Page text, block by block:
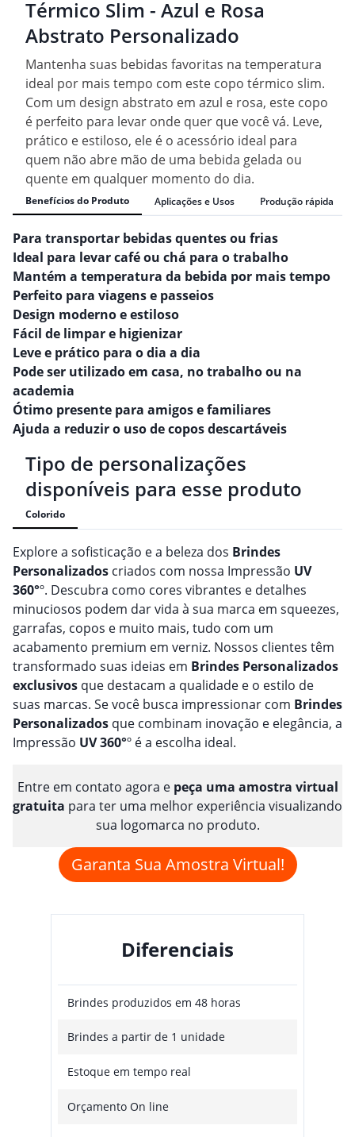
Térmico Slim - Azul e Rosa
Abstrato Personalizado
Mantenha suas bebidas favoritas na temperatura
ideal por mais tempo com este copo térmico slim.
Com um design abstrato em azul e rosa, este copo
é perfeito para levar onde quer que você vá. Leve,
prático e estiloso, ele é o acessório ideal para
quem não abre mão de uma bebida gelada ou
quente em qualquer momento do dia.
Benefícios do Produto Aplicações e Usos Produção rápida
Para transportar bebidas quentes ou frias
Ideal para levar café ou chá para o trabalho
Mantém a temperatura da bebida por mais tempo
Perfeito para viagens e passeios
Design moderno e estiloso
Fácil de limpar e higienizar
Leve e prático para o dia a dia
Pode ser utilizado em casa, no trabalho ou na
academia
Ótimo presente para amigos e familiares
Ajuda a reduzir o uso de copos descartáveis
Tipo de personalizações
disponíveis para esse produto
Colorido
Explore a sofisticação e a beleza dos Brindes
Personalizados criados com nossa Impressão UV
360°º. Descubra como cores vibrantes e detalhes
minuciosos podem dar vida à sua marca em squeezes,
garrafas, copos e muito mais, tudo com um
acabamento premium em verniz. Nossos clientes têm
transformado suas ideias em Brindes Personalizados
exclusivos que destacam a qualidade e o estilo de
suas marcas. Se você busca impressionar com Brindes
Personalizados que combinam inovação e elegância, a
Impressão UV 360°º é a escolha ideal.
Entre em contato agora e peça uma amostra virtual
gratuita para ter uma melhor experiência visualizando
sua logomarca no produto.
Garanta Sua Amostra Virtual!
Diferenciais
Brindes produzidos em 48 horas
Brindes a partir de 1 unidade
Estoque em tempo real
Orçamento On line